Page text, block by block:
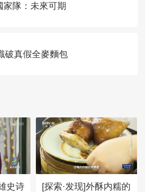
家隊：未來可期
破真假全麥麵包
史诗
[探索·发现]外酥内糯的